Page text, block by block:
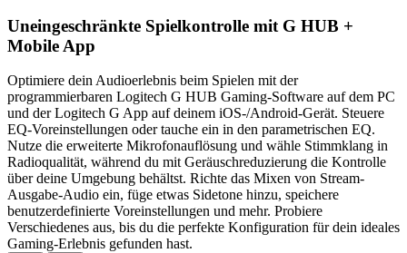
Uneingeschränkte Spielkontrolle mit G HUB +
Mobile App
Optimiere dein Audioerlebnis beim Spielen mit der
programmierbaren Logitech G HUB Gaming-Software auf dem PC
und der Logitech G App auf deinem iOS-/Android-Gerät. Steuere
EQ-Voreinstellungen oder tauche ein in den parametrischen EQ.
Nutze die erweiterte Mikrofonauflösung und wähle Stimmklang in
Radioqualität, während du mit Geräuschreduzierung die Kontrolle
über deine Umgebung behältst. Richte das Mixen von Stream-
Ausgabe-Audio ein, füge etwas Sidetone hinzu, speichere
benutzerdefinierte Voreinstellungen und mehr. Probiere
Verschiedenes aus, bis du die perfekte Konfiguration für dein ideales
Gaming-Erlebnis gefunden hast.